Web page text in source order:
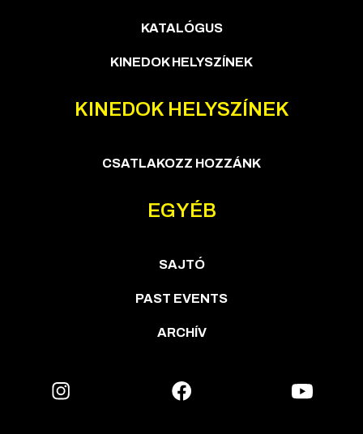
KATALÓGUS
KINEDOK HELYSZÍNEK
KINEDOK HELYSZÍNEK
CSATLAKOZZ HOZZÁNK
EGYÉB
SAJTÓ
PAST EVENTS
ARCHÍV